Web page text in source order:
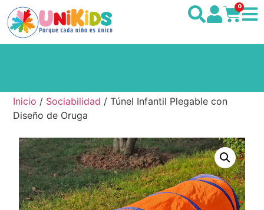
0
Inicio / Sociabilidad / Túnel Infantil Plegable con
Diseño de Oruga